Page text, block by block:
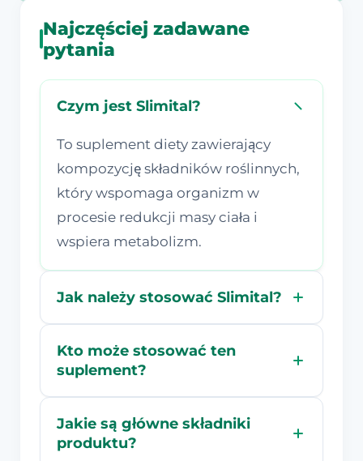
Najczęściej zadawane
pytania
Czym jest Slimital?
To suplement diety zawierający
kompozycję składników roślinnych,
który wspomaga organizm w
procesie redukcji masy ciała i
wspiera metabolizm.
Jak należy stosować Slimital?
Kto może stosować ten
suplement?
Jakie są główne składniki
produktu?